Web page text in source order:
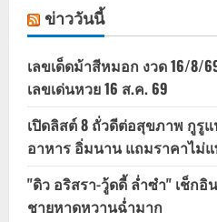
ข่าววันนี้
เลขเด็ดม้าสีหมอก งวด 16/8/
เลขเด่นหวย 16 ส.ค. 69
เปิดลิสต์ 8 ถั่วดีต่อสุขภาพ กูรู
อาหาร อิ่มนาน แถมราคาไม่
"ดิว อริสรา-วู้ดดี้ ล่ำซำ" เช็กอิ
ชายหาดหวานฉ่ำมาก